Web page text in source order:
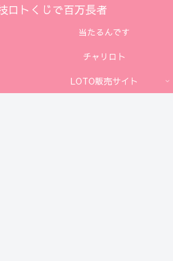
ロトくじで百万長者
当たるんです
チャリロト
LOTO販売サイト